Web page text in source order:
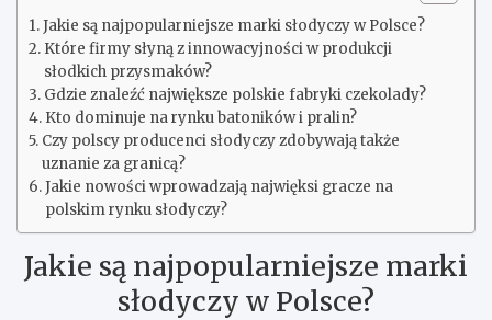
Jakie są najpopularniejsze marki słodyczy w Polsce?
Które firmy słyną z innowacyjności w produkcji
słodkich przysmaków?
Gdzie znaleźć największe polskie fabryki czekolady?
Kto dominuje na rynku batoników i pralin?
Czy polscy producenci słodyczy zdobywają także
uznanie za granicą?
Jakie nowości wprowadzają najwięksi gracze na
polskim rynku słodyczy?
Jakie są najpopularniejsze marki
słodyczy w Polsce?